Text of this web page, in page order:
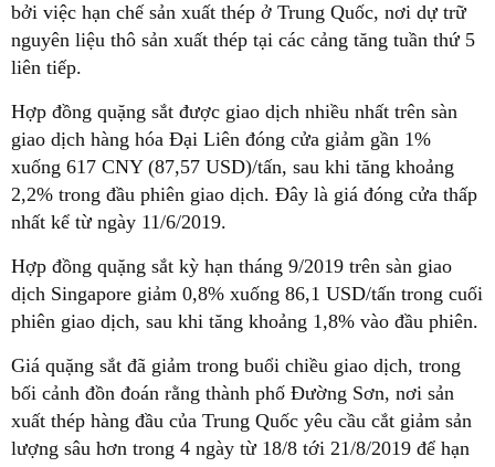
bởi việc hạn chế sản xuất thép ở Trung Quốc, nơi dự trữ
nguyên liệu thô sản xuất thép tại các cảng tăng tuần thứ 5
liên tiếp.
Hợp đồng quặng sắt được giao dịch nhiều nhất trên sàn
giao dịch hàng hóa Đại Liên đóng cửa giảm gần 1%
xuống 617 CNY (87,57 USD)/tấn, sau khi tăng khoảng
2,2% trong đầu phiên giao dịch. Đây là giá đóng cửa thấp
nhất kể từ ngày 11/6/2019.
Hợp đồng quặng sắt kỳ hạn tháng 9/2019 trên sàn giao
dịch Singapore giảm 0,8% xuống 86,1 USD/tấn trong cuối
phiên giao dịch, sau khi tăng khoảng 1,8% vào đầu phiên.
Giá quặng sắt đã giảm trong buổi chiều giao dịch, trong
bối cảnh đồn đoán rằng thành phố Đường Sơn, nơi sản
xuất thép hàng đầu của Trung Quốc yêu cầu cắt giảm sản
lượng sâu hơn trong 4 ngày từ 18/8 tới 21/8/2019 để hạn